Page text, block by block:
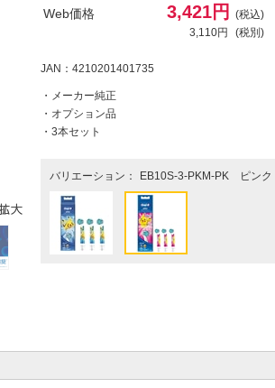
Web価格 3,421円
(税込)
3,110円
(税別)
JAN：4210201401735
・メーカー純正
・オプション品
・3本セット
バリエーション： EB10S-3-PKM-PK ピンク